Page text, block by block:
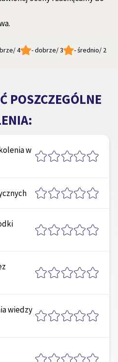
/ 4 - dobrze/ 3 - średnio/ 2
POSZCZEGÓLNE
w
wiedzy